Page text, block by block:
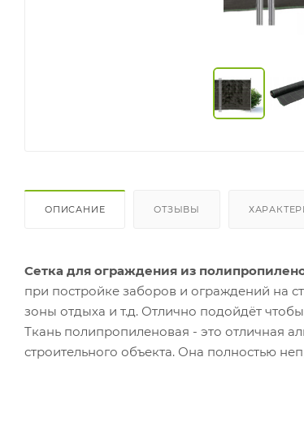
ОПИСАНИЕ ОТЗЫВЫ
Сетка для ограждения из
при постройке заборов и ограждений на
зоны отдыха и т.д. Отлично подойдёт
Ткань полипропиленовая - это отличная
строительного объекта. Она полностью